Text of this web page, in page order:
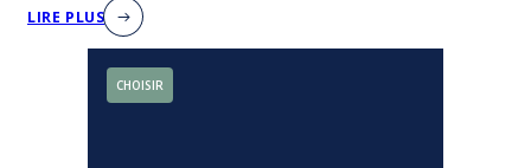
LIRE PLUS
CHOISIR